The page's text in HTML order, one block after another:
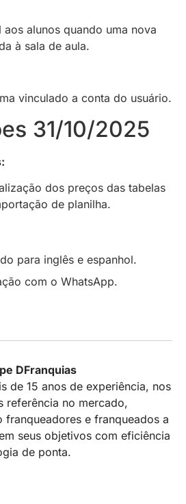
aos alunos quando uma nova
à sala de aula.
vinculado a conta do usuário.
31/10/2025
dos preços das tabelas
de planilha.
para inglês e espanhol.
com o WhatsApp.
DFranquias
de 15 anos de experiência, nos
referência no mercado,
franqueadores e franqueados a
seus objetivos com eficiência
de ponta.